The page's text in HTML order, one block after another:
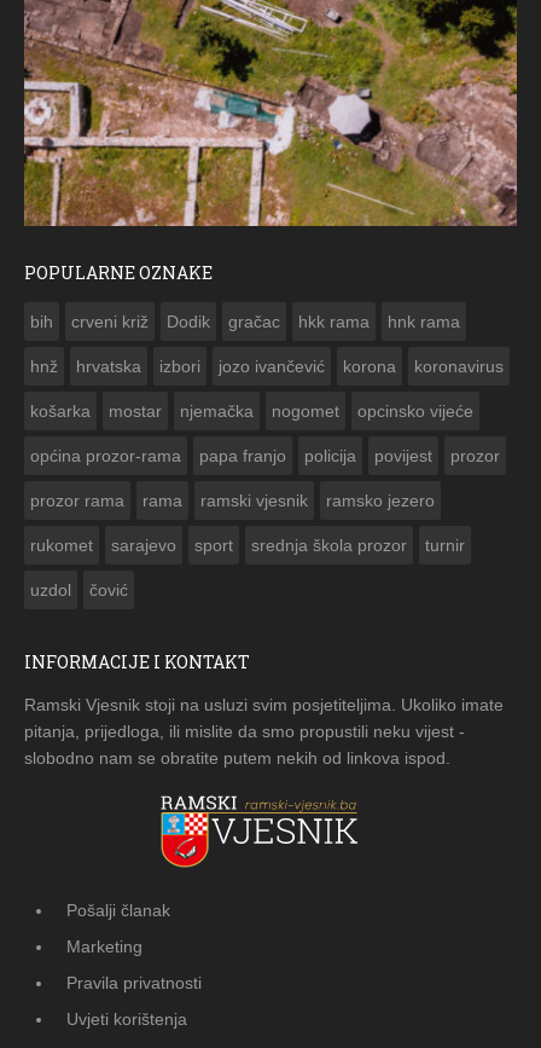
POPULARNE OZNAKE
bih crveni križ Dodik gračac hkk rama hnk rama
hnž hrvatska izbori jozo ivančević korona koronavirus
košarka mostar njemačka nogomet opcinsko vijeće
općina prozor-rama papa franjo policija povijest prozor
prozor rama rama ramski vjesnik ramsko jezero
rukomet sarajevo sport srednja škola prozor turnir
uzdol čović
INFORMACIJE I KONTAKT
Ramski Vjesnik stoji na usluzi svim posjetiteljima. Ukoliko imate
pitanja, prijedloga, ili mislite da smo propustili neku vijest -
slobodno nam se obratite putem nekih od linkova ispod.
Pošalji članak
Marketing
Pravila privatnosti
Uvjeti korištenja